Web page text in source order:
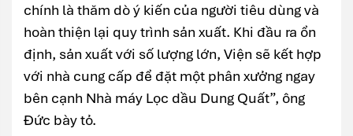
chính là thăm dò ý kiến của người tiêu dùng và
hoàn thiện lại quy trình sản xuất. Khi đầu ra ổn
định, sản xuất với số lượng lớn, Viện sẽ kết hợp
với nhà cung cấp để đặt một phân xưởng ngay
bên cạnh Nhà máy Lọc dầu Dung Quất”, ông
Đức bày tỏ.